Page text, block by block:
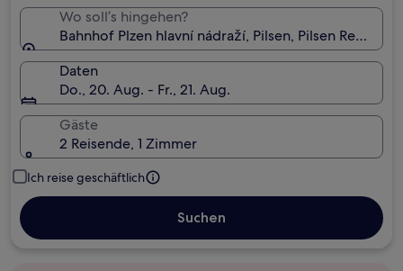
Wo soll’s hingehen?
Bahnhof Plzen hlavní nádraží, Pilsen, Pilsen Region,
Daten
Do., 20. Aug. - Fr., 21. Aug.
Gäste
2 Reisende, 1 Zimmer
Ich reise geschäftlich
Suchen